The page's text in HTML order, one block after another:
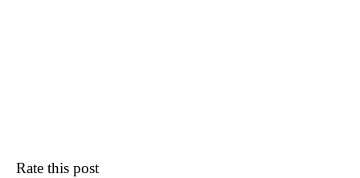
Rate this post